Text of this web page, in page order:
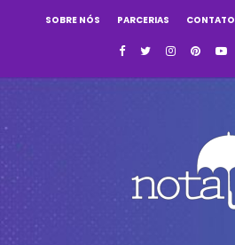
SOBRE NÓS PARCERIAS CONTATO